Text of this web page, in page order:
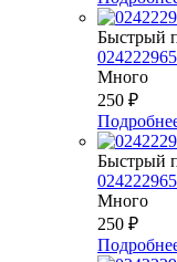
Быстрый
Много
250 ₽
Быстрый
Много
250 ₽